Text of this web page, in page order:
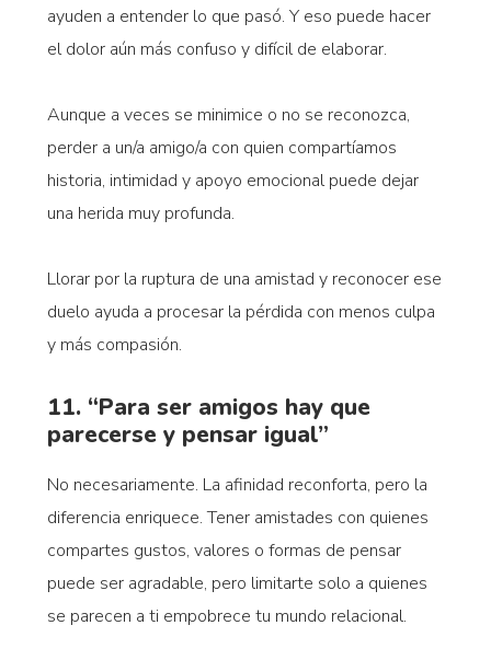
ayuden a entender lo que pasó. Y eso puede hacer
el dolor aún más confuso y difícil de elaborar.
Aunque a veces se minimice o no se reconozca,
perder a un/a amigo/a con quien compartíamos
historia, intimidad y apoyo emocional puede dejar
una herida muy profunda.
Llorar por la ruptura de una amistad y reconocer ese
duelo ayuda a procesar la pérdida con menos culpa
y más compasión.
11. “Para ser amigos hay que
parecerse y pensar igual”
No necesariamente. La afinidad reconforta, pero la
diferencia enriquece. Tener amistades con quienes
compartes gustos, valores o formas de pensar
puede ser agradable, pero limitarte solo a quienes
se parecen a ti empobrece tu mundo relacional.